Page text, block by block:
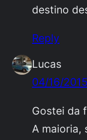
destino
Reply
Lucas
04/16/2015
Gostei da
A maioria,